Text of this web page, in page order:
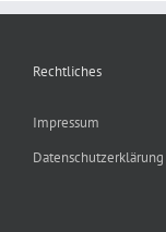
Rechtliches
Impressum
Datenschutzerklärung